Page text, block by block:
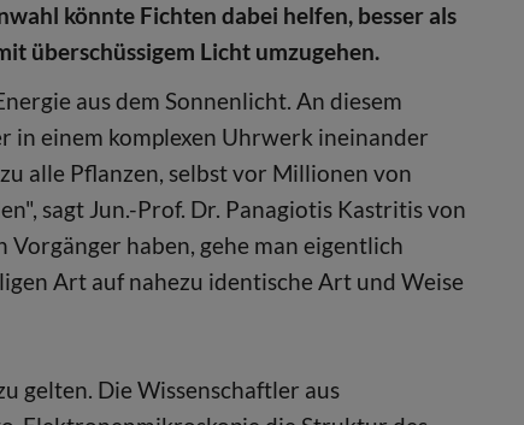
könnte Fichten dabei helfen, besser als
überschüssigem Licht umzugehen.
aus dem Sonnenlicht. An diesem
in einem komplexen Uhrwerk ineinander
alle Pflanzen, selbst vor Millionen von
sagt Jun.-Prof. Dr. Panagiotis Kastritis von
haben, gehe man eigentlich
Art auf nahezu identische Art und Weise
gelten. Die Wissenschaftler aus